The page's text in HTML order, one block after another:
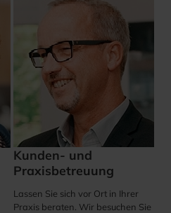
Kunden- und
Praxisbetreuung
Lassen Sie sich vor Ort in Ihrer
Praxis beraten. Wir besuchen Sie